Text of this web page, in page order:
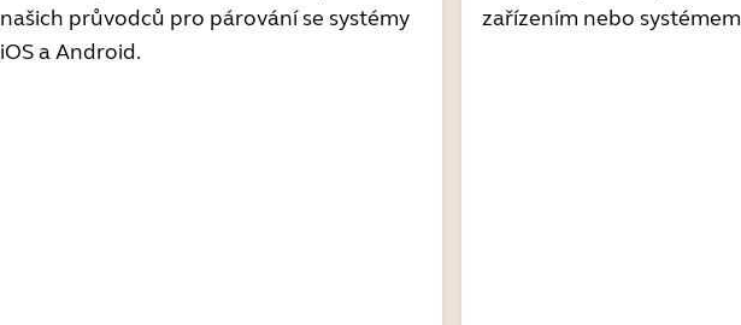
našich průvodců pro párování se systémy
iOS a Android.
zařízením nebo systémem